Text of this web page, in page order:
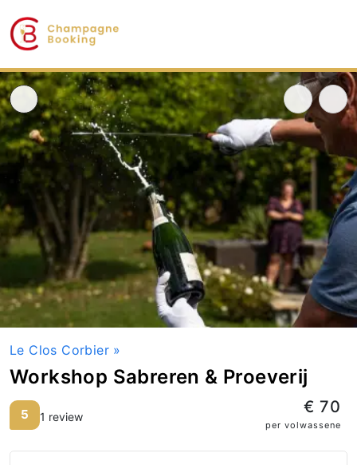
Le Clos Corbier »
Workshop Sabreren & Proeverij
5 1 review € 70
per volwassene